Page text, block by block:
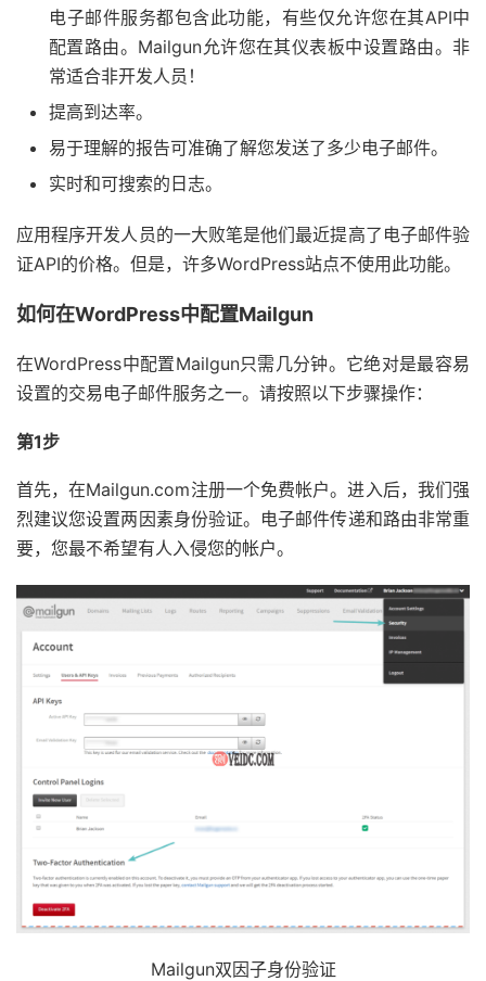
电子邮件服务都包含此功能，有些仅允许您在其API中
配置路由。Mailgun允许您在其仪表板中设置路由。非
常适合非开发人员！
提高到达率。
易于理解的报告可准确了解您发送了多少电子邮件。
实时和可搜索的日志。
应用程序开发人员的一大败笔是他们最近提高了电子邮件验
证API的价格。但是，许多WordPress站点不使用此功能。
如何在WordPress中配置Mailgun
在WordPress中配置Mailgun只需几分钟。它绝对是最容易
设置的交易电子邮件服务之一。请按照以下步骤操作：
第1步
首先，在Mailgun.com注册一个免费帐户。进入后，我们强
烈建议您设置两因素身份验证。电子邮件传递和路由非常重
要，您最不希望有人入侵您的帐户。
Mailgun双因子身份验证